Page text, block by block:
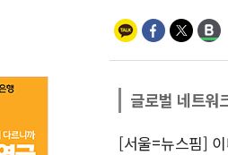
글로벌 네트워
[서울=뉴스핌]